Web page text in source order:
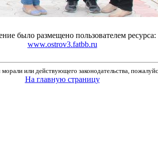
было размещено пользователем ресурса:
www.ostrov3.fatbb.ru
или действующего законодательства,
На главную страницу